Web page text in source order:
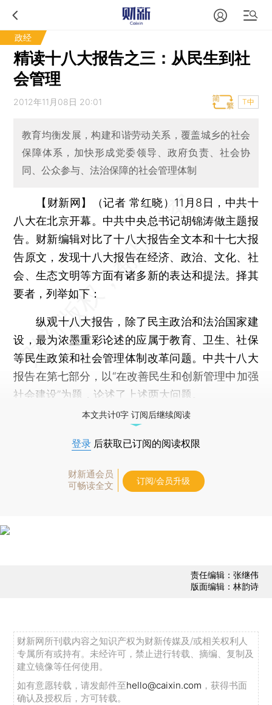
政经
精读十八大报告之三：从民生到社
会管理
2012年11月08日 20:01 T中
教育均衡发展，构建和谐劳动关系，覆盖城乡的社会
保障体系，加快形成党委领导、政府负责、社会协
同、公众参与、法治保障的社会管理体制
【财新网】（记者 常红晓） 11月8日，中共十
八大在北京开幕。中共中央总书记胡锦涛做主题报
告。财新编辑对比了十八大报告全文本和十七大报
告原文，发现十八大报告在经济、政治、文化、社
会、生态文明等方面有诸多新的表达和提法。择其
要者，列举如下：
纵观十八大报告，除了民主政治和法治国家建
设，最为浓墨重彩论述的应属于教育、卫生、社保
等民生政策和社会管理体制改革问题。中共十八大
报告在第七部分，以“在改善民生和创新管理中加强
社会建设”为题，论述了上述两大问题。
本文共计0字 订阅后继续阅读
登录 后获取已订阅的阅读权限
财新通会员
可畅读全文
订阅/会员升级
责任编辑：张继伟
版面编辑：林韵诗
财新网所刊载内容之知识产权为财新传媒及/或相关权利人
专属所有或持有。未经许可，禁止进行转载、摘编、复制及
建立镜像等任何使用。
如有意愿转载，请发邮件至hello@caixin.com ，获得书面
确认及授权后，方可转载。